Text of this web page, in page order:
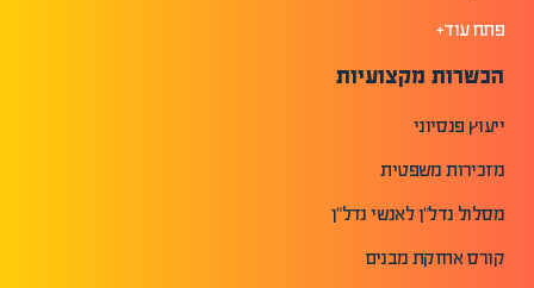
פתח עוד+
הכשרות מקצועיות
ייעוץ פנסיוני
מזכירות משפטית
מסלול נדל"ן לאנשי נדל"ן
קורס אחזקת מבנים